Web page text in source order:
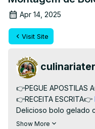
Apr 14, 2025
Visit Site
👉PEGUE APOSTILAS
👉RECEITA ESCRITA👉
Delicioso bolo gelado
#bolodecorado
Show More